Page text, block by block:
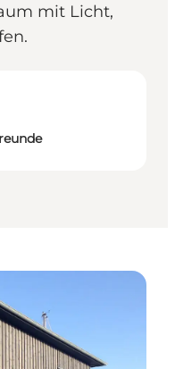
mit Licht,